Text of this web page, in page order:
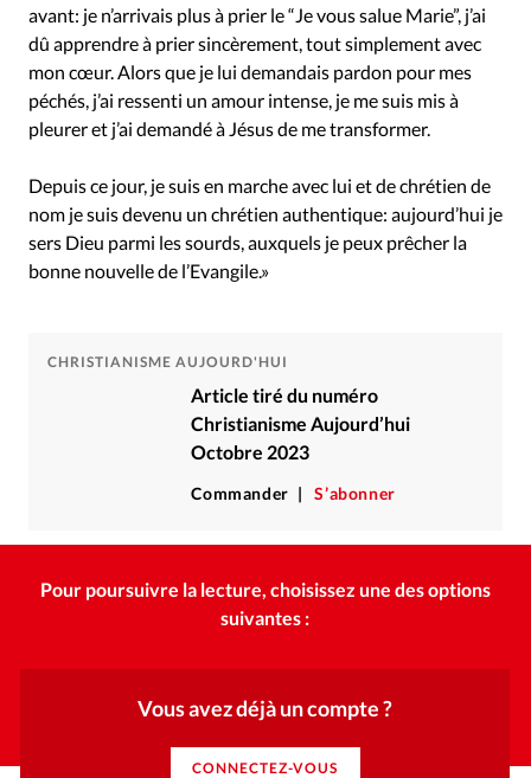
avant: je n’arrivais plus à prier le “Je vous salue Marie”, j’ai
dû apprendre à prier sincèrement, tout simplement avec
mon cœur. Alors que je lui demandais pardon pour mes
péchés, j’ai ressenti un amour intense, je me suis mis à
pleurer et j’ai demandé à Jésus de me transformer.
Depuis ce jour, je suis en marche avec lui et de chrétien de
nom je suis devenu un chrétien authentique: aujourd’hui je
sers Dieu parmi les sourds, auxquels je peux prêcher la
bonne nouvelle de l’Evangile.»
CHRISTIANISME AUJOURD'HUI
Article tiré du numéro
Christianisme Aujourd’hui
Octobre 2023
Commander S’abonner
Pour poursuivre la lecture, choisissez une des options
suivantes :
Vous avez déjà un compte ?
CONNECTEZ-VOUS